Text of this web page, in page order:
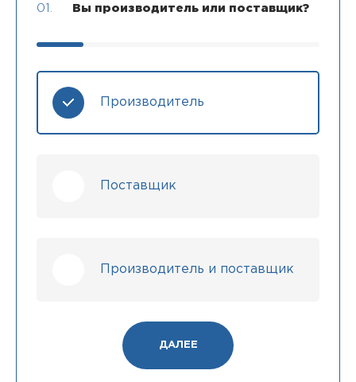
01. Вы производитель или поставщик?
Производитель
Поставщик
Производитель и поставщик
ДАЛЕЕ